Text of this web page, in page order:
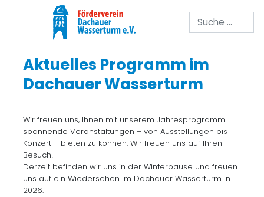
Suchen
Aktuelles Programm im
Dachauer Wasserturm
Wir freuen uns, Ihnen mit unserem Jahresprogramm
spannende Veranstaltungen – von Ausstellungen bis
Konzert – bieten zu können. Wir freuen uns auf Ihren
Besuch!
Derzeit befinden wir uns in der Winterpause und freuen
uns auf ein Wiedersehen im Dachauer Wasserturm in
2026.